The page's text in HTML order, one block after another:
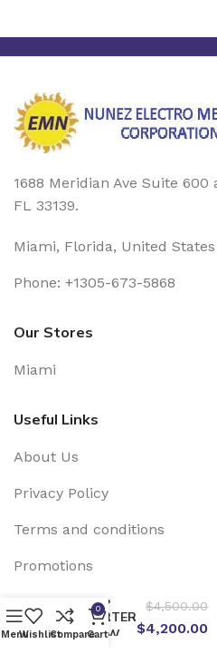
1688 Meridian Ave Suite 600
FL 33139.
Miami, Florida, United States
Phone: +1305-673-5868
Our Stores
Miami
Useful Links
About Us
Privacy Policy
Terms and conditions
Promotions
Social Links:
SOLIS
INVERTER
11.4KW
$4,500.00
$4,200.00
MenuWishlistCompare
0
Cart